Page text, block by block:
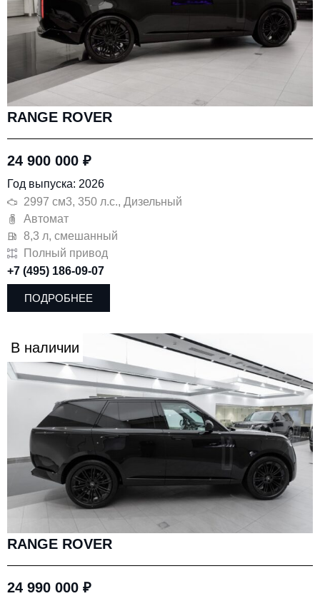
RANGE ROVER
24 900 000 ₽
Год выпуска: 2026
2997 см3, 350 л.с., Дизельный
Автомат
8,3 л, смешанный
Полный привод
+7 (495) 186-09-07
ПОДРОБНЕЕ
В наличии
RANGE ROVER
24 990 000 ₽